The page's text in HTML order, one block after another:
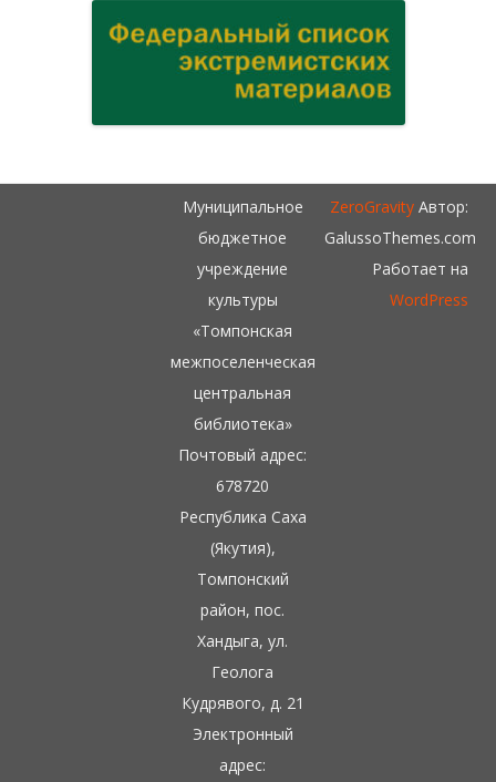
Муниципальное
бюджетное
учреждение
культуры
«Томпонская
межпоселенческая
центральная
библиотека»
Почтовый адрес:
678720
Республика Саха
(Якутия),
Томпонский
район, пос.
Хандыга, ул.
Геолога
Кудрявого, д. 21
Электронный
адрес:
ZeroGravityАвтор:
GalussoThemes.com
Работает на
WordPress